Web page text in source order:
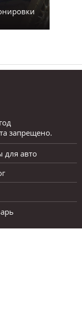
запрещено.
для авто